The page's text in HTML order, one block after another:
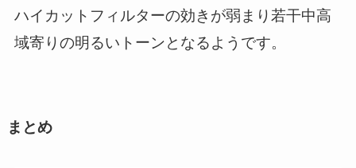
ハイカットフィルターの効きが弱まり若干中高
域寄りの明るいトーンとなるようです。
まとめ